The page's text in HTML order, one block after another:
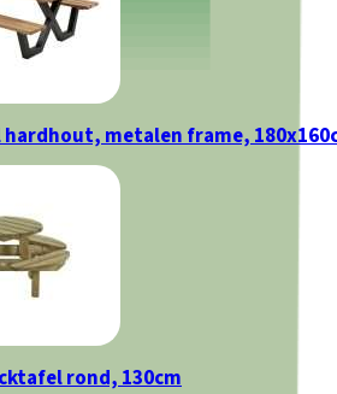
metalen frame,
rond, 130cm